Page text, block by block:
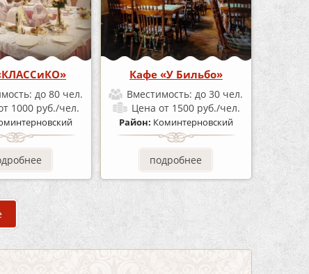
до 80 чел.
1000 руб./чел.
Кафе «У Бильбо»
Вместимость:до 30 чел.
Цена от 1500 руб./чел.
Район: Коминтерновский
подробнее